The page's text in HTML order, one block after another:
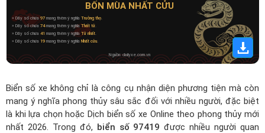
BỐN MÙA NHẤT CỬU
» Dãy số chứa97 mang thêm ý nghĩa Trường thọ.
» Dãy số chứa 74mang thêm ý nghĩaThất tử.
» Dãy số chứa 41 mang thêm ý nghĩaTử nhất.
» Dãy số chứa 19 mang thêm ý nghĩa Nhất cửu.
Nguồn: dailyxe.com.vn
Biển số xe không chỉ là công cụ nhận diện phương tiện mà còn
mang ý nghĩa phong thủy sâu sắc đối với nhiều người, đặc biệt
là khi lựa chọn hoặcDịch biển số xe Online theo phong thủy mới
nhất 2026. Trong đó, biển số 97419 được nhiều người quan